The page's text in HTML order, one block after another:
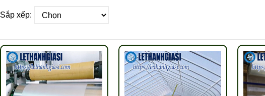
Sắp xếp: